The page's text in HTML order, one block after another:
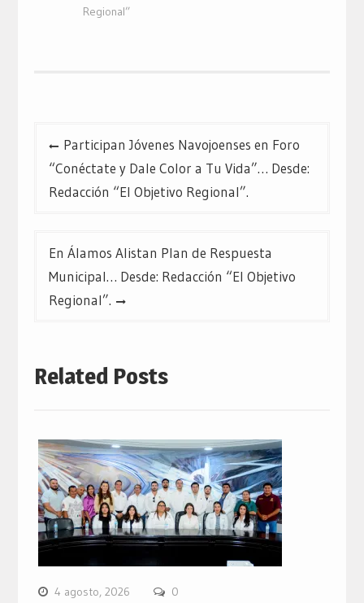
en
una
Regional”
de
entradas
Participan Jóvenes Navojoenses en Foro
“Conéctate y Dale Color a Tu Vida”… Desde:
Redacción “El Objetivo Regional”.
En Álamos Alistan Plan de Respuesta
Municipal… Desde: Redacción “El Objetivo
Regional”.
Related Posts
4 agosto, 2026 0